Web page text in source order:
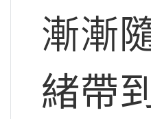
漸漸
緒帶